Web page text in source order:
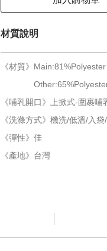
材質說明
《材質》
Other:65%Polyester
《哺乳開口》上掀式-圍裹哺
《洗滌方式》機洗/低溫/入
《彈性》佳
《產地》台灣